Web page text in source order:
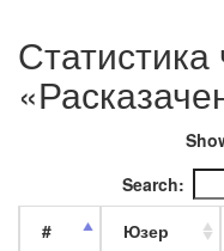
Статистика
Search:
#
Юзер